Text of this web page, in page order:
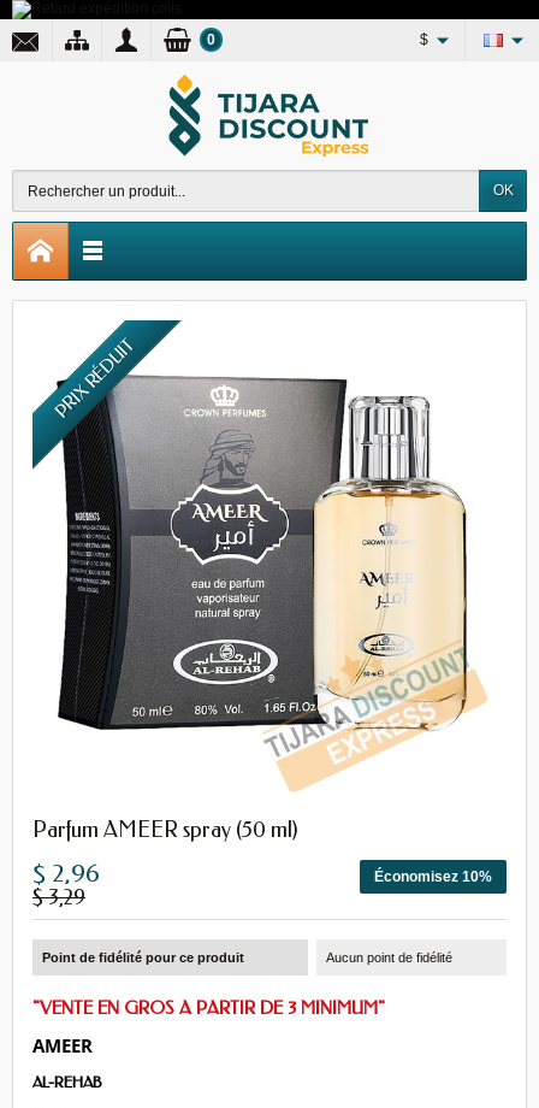
$
OK
0
PRIX RÉDUIT
Parfum AMEER spray (50 ml)
Économisez 10%
$ 2,96
$ 3,29
Point de fidélité pour ce produit Aucun point de fidélité
"VENTE EN GROS A PARTIR DE 3 MINIMUM"
AMEER
AL-REHAB